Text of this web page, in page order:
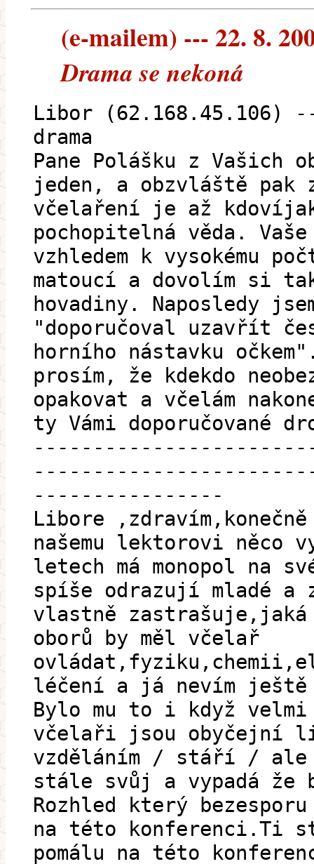
(e-mailem) --- 22. 8.
Drama se nekoná
Libor (62.168.45.106)
drama
Pane Polášku z Vašich
jeden, a obzvláště pak
včelaření je až
pochopitelná věda.
vzhledem k vysokému
matoucí a dovolím si
hovadiny. Naposledy
"doporučoval uzavřít
horního nástavku
prosím, že kdekdo
opakovat a včelám
ty Vámi doporučované
----------------
Libore
našemu lektorovi něco
letech má monopol na
spíše odrazují mladé
vlastně
oborů by měl včelař
léčení a já nevím
Bylo mu to i když
včelaři jsou obyčejní
vzděláním / stáří /
stále svůj a vypadá že
Rozhled který
na této konferenci.Ti
pomálu na této